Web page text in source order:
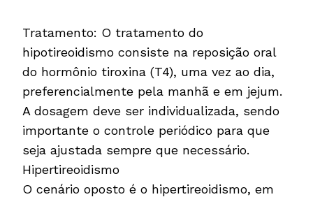
Tratamento: O tratamento do
hipotireoidismo consiste na reposição oral
do hormônio tiroxina (T4), uma vez ao dia,
preferencialmente pela manhã e em jejum.
A dosagem deve ser individualizada, sendo
importante o controle periódico para que
seja ajustada sempre que necessário.
Hipertireoidismo
O cenário oposto é o hipertireoidismo, em